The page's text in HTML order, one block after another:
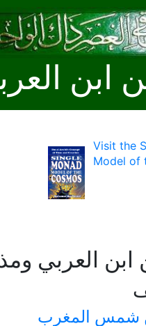
ابن
Visit the
Model of
العربي
شمس المغرب